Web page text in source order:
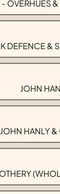
OVERHUES
DEFENCE &
JOHN
JOHN HANLY &